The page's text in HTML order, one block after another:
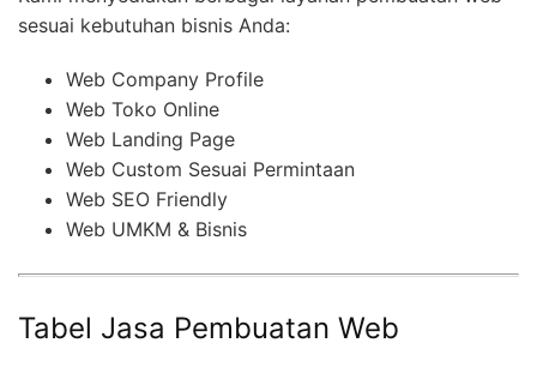
sesuai kebutuhan bisnis Anda:
Web Company Profile
Web Toko Online
Web Landing Page
Web Custom Sesuai Permintaan
Web SEO Friendly
Web UMKM & Bisnis
Tabel Jasa Pembuatan Web